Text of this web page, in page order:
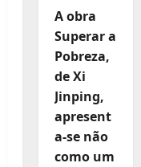
A obra
Superar a
Pobreza,
de Xi
Jinping,
apresent
a-se não
como um